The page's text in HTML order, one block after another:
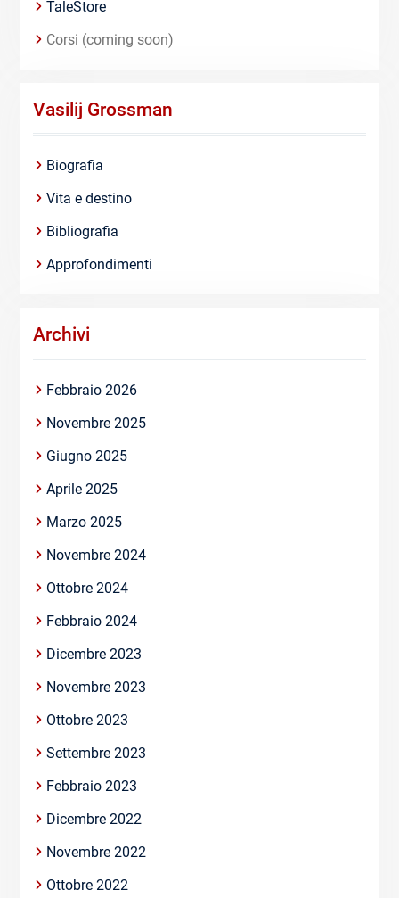
TaleStore
Corsi (coming soon)
Vasilij Grossman
Biografia
Vita e destino
Bibliografia
Approfondimenti
Archivi
Febbraio 2026
Novembre 2025
Giugno 2025
Aprile 2025
Marzo 2025
Novembre 2024
Ottobre 2024
Febbraio 2024
Dicembre 2023
Novembre 2023
Ottobre 2023
Settembre 2023
Febbraio 2023
Dicembre 2022
Novembre 2022
Ottobre 2022